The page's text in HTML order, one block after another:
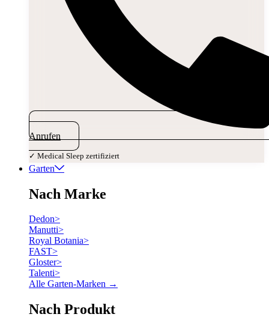
Anrufen
✓ Medical Sleep zertifiziert
Garten
Nach Marke
Dedon>
Manutti>
Royal Botania>
FAST>
Gloster>
Talenti>
Alle Garten-Marken →
Nach Produkt